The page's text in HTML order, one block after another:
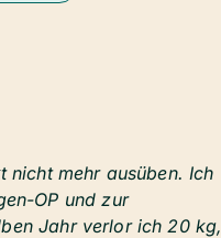
nicht mehr ausüben. Ich
OP und zur
Jahr verlor ich 20 kg,